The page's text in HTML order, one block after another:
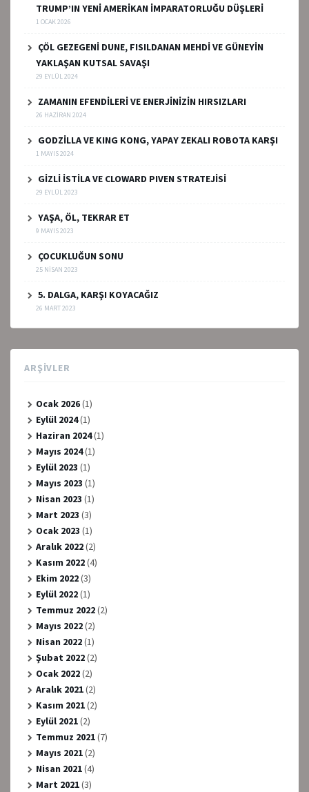
TRUMP’IN YENİ AMERİKAN İMPARATORLUĞU DÜŞLERİ
1 OCAK 2026
ÇÖL GEZEGENİ DUNE, FISILDANAN MEHDİ VE GÜNEYİN
YAKLAŞAN KUTSAL SAVAŞI
29 EYLÜL 2024
ZAMANIN EFENDİLERİ VE ENERJİNİZİN HIRSIZLARI
26 HAZIRAN 2024
GODZİLLA VE KING KONG, YAPAY ZEKALI ROBOTA KARŞI
1 MAYIS 2024
GİZLİ İSTİLA VE CLOWARD PIVEN STRATEJİSİ
29 EYLÜL 2023
YAŞA, ÖL, TEKRAR ET
9 MAYIS 2023
ÇOCUKLUĞUN SONU
25 NISAN 2023
5. DALGA, KARŞI KOYACAĞIZ
26 MART 2023
ARŞIVLER
Ocak 2026(1)
Eylül 2024(1)
Haziran 2024(1)
Mayıs 2024(1)
Eylül 2023 (1)
Mayıs 2023 (1)
Nisan 2023 (1)
Mart 2023 (3)
Ocak 2023 (1)
Aralık 2022(2)
Kasım 2022(4)
Ekim 2022(3)
Eylül 2022(1)
Temmuz 2022(2)
Mayıs 2022(2)
Nisan 2022(1)
Şubat 2022(2)
Ocak 2022(2)
Aralık 2021(2)
Kasım 2021(2)
Eylül 2021(2)
Temmuz 2021(7)
Mayıs 2021(2)
Nisan 2021(4)
Mart 2021(3)